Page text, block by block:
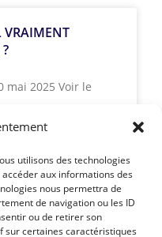
utilisons des technologies
aux informations des
nous permettra de
de navigation ou les ID
ou de retirer son
sur certaines caractéristiques
VRAIMENT
mai 2025 Voir le